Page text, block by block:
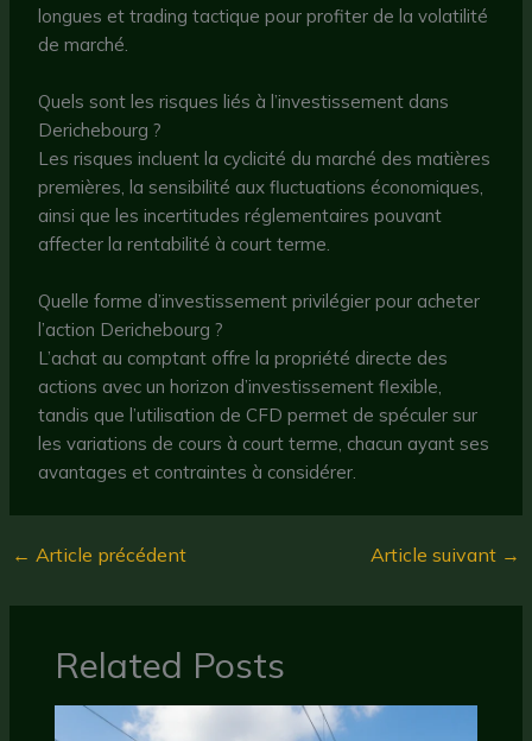
longues et trading tactique pour profiter de la volatilité
de marché.
Quels sont les risques liés à l’investissement dans
Derichebourg ?
Les risques incluent la cyclicité du marché des matières
premières, la sensibilité aux fluctuations économiques,
ainsi que les incertitudes réglementaires pouvant
affecter la rentabilité à court terme.
Quelle forme d’investissement privilégier pour acheter
l’action Derichebourg ?
L’achat au comptant offre la propriété directe des
actions avec un horizon d’investissement flexible,
tandis que l’utilisation de CFD permet de spéculer sur
les variations de cours à court terme, chacun ayant ses
avantages et contraintes à considérer.
← Article précédent Article suivant →
Related Posts